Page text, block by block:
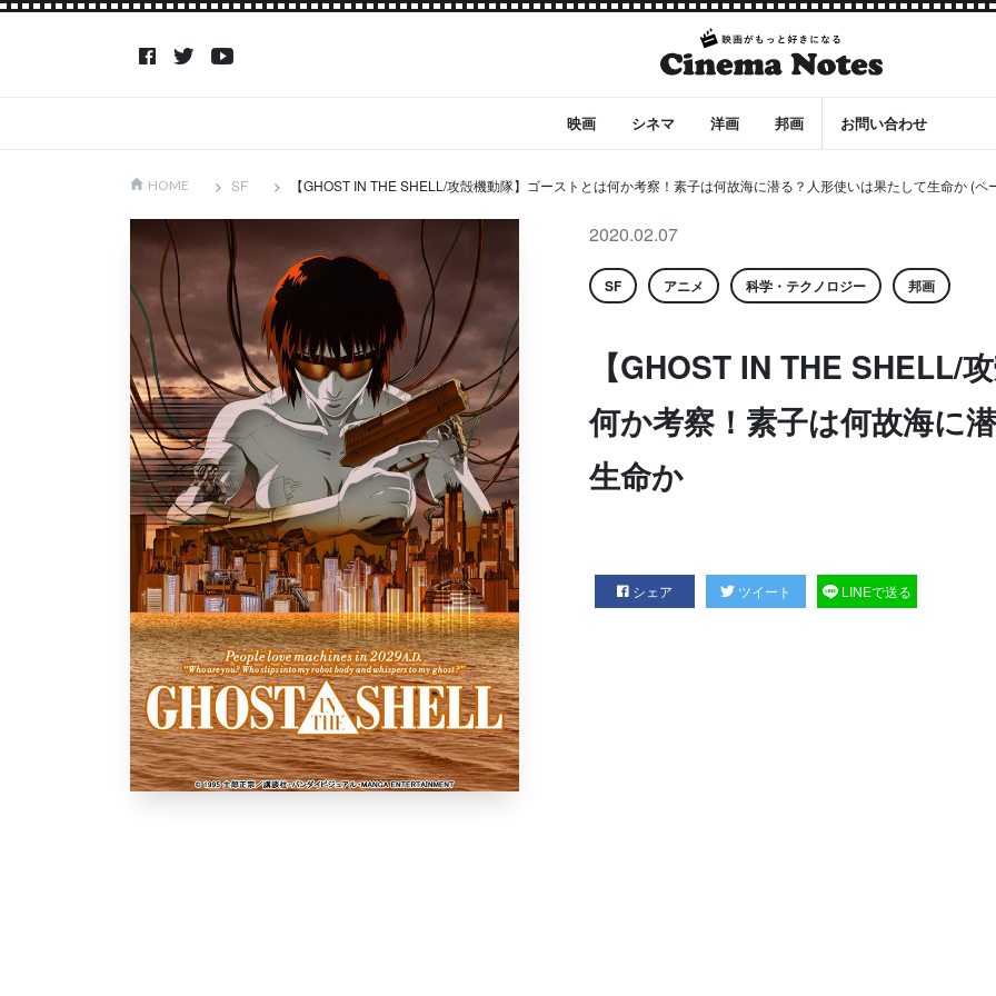
映画 シネマ 洋画 邦画 お問い合わせ
HOME SF 【GHOST IN THE SHELL/攻殻機動隊】ゴーストとは何か考察！素子は何故海に潜る？人形使いは果たして生命か (ペ
2020.02.07
SF アニメ 科学・テクノロジー 邦画
【GHOST IN THE SHELL/
何か考察！素子は何故海に
生命か
シェア ツイート LINEで送る